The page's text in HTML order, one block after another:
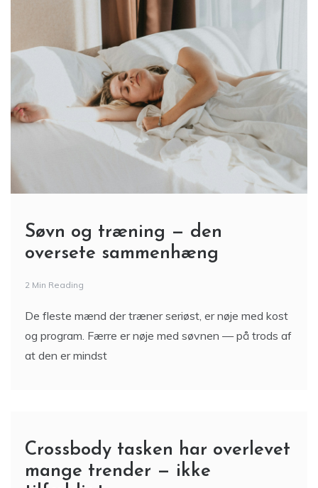
Søvn og træning — den
oversete sammenhæng
2 Min Reading
De fleste mænd der træner seriøst, er nøje med kost
og program. Færre er nøje med søvnen — på trods af
Crossbody tasken har overlevet